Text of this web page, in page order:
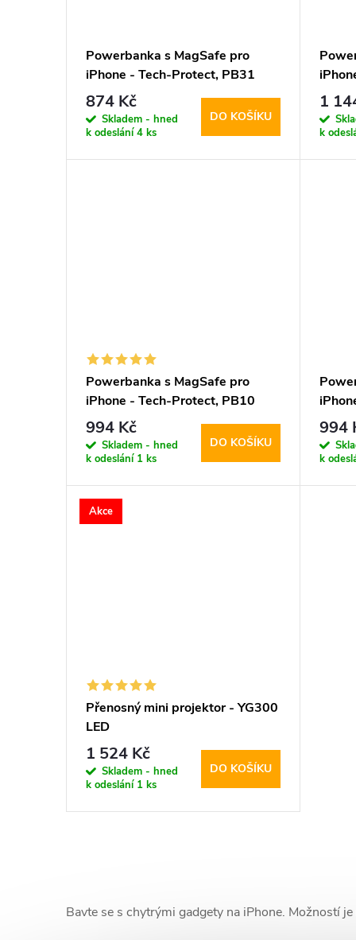
Powerbanka s MagSafe pro
iPhone - Tech-Protect, PB31
LifeMag 10000mAh White
874 Kč
Skladem - hned
k odeslání4 ks
DO KOŠÍKU
1
k
Powerbanka s MagSafe pro
iPhone - Tech-Protect, PB10
LifeMag 5000mAh Black
994 Kč
Skladem - hned
k odeslání 1 ks
DO KOŠÍKU
994
k
Akce
Přenosný mini projektor - YG300
LED
1 524 Kč
Skladem - hned
k odeslání 1 ks
DO KOŠÍKU
v
Bavte se s chytrými gadgety na iPhone. Možností